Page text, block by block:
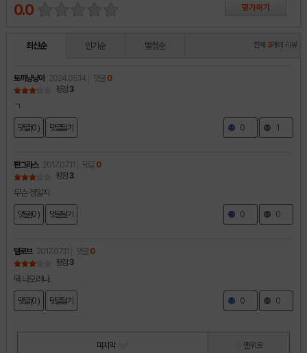
0.0
최신순 인기순 별점순 전체 3개의 리뷰
토끼냥냥이 2024.05.14 댓글 0
평점 3
ㄱ
댓글(0 ) 댓글달기 0 1
판그라스 2017.07.11 댓글 0
평점 3
무슨 겜일지
댓글(0 ) 댓글달기 0 0
델로브 2017.07.11 댓글 0
평점 3
뭐 나오려나.
댓글(0 ) 댓글달기 0 0
마지막 맨 위로